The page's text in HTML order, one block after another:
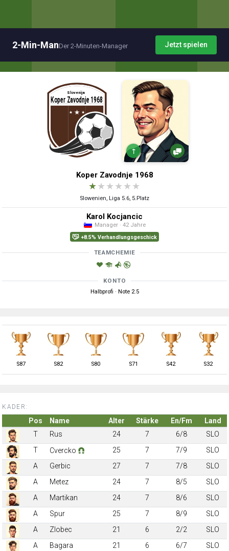
2-Min-ManDer 2-Minuten-Manager Jetzt spielen
↑
Koper Zavodnje 1968
★★ ★ ★ ★ ★
Slowenien, Liga 5.6, 5.Platz
Karol Kocjancic
Manager · 42 Jahre
+8.5% Verhandlungsgeschick
TEAMCHEMIE
KONTO
Halbprofi · Note 2.5
S87 S82 S80 S71 S42 S32
KADER:
Pos Name Alter Stärke En/Fm
Land
T
Rus 24 7 6/8
SLO
T
Cvercko 25 7 7/9
SLO
A
Gerbic 27 7 7/8
SLO
A
Metez 24 7 8/5
SLO
A
Martikan 24 7 8/6
SLO
A
Spur 25 7 8/9
SLO
A
Zlobec 21 6 2/2
SLO
A
Bagara 21 6 6/7
SLO